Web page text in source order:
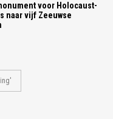
voor Holocaust-
naar vijf Zeeuwse